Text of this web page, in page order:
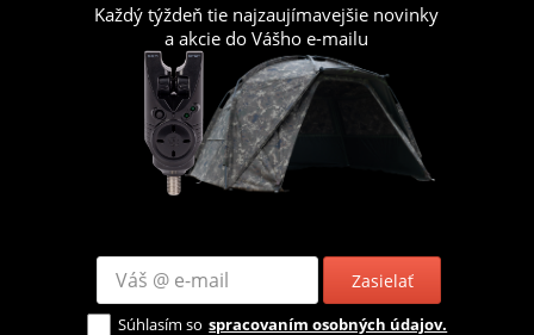
Každý týždeň tie najzaujímavejšie novinky
a akcie do Vášho e-mailu
Zasielať
Súhlasím so spracovaním osobných údajov.